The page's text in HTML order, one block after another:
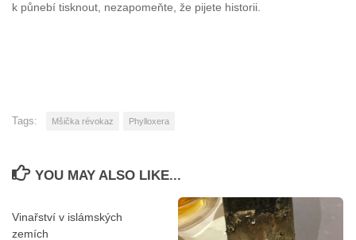
k půnebí tisknout, nezapomeňte, že pijete historii.
Tags: Mšička révokaz Phylloxera
YOU MAY ALSO LIKE...
Vinařství v islámských
zemích